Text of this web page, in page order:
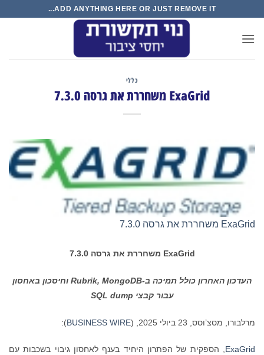
content
ADD ANYTHING HERE OR JUST REMOVE IT...
כללי
ExaGrid משחררת את גרסה 7.3.0
ExaGrid משחררת את גרסה 7.3.0
ExaGrid משחררת את גרסה 7.3.0
העדכון האחרון כולל תמיכה ב- Rubrik, MongoDB
וחיסכון באחסון
עבור קבצי SQL dump
מרלבורו, מסצ’וסס, 23 ביולי 2025, ( BUSINESS WIRE
):
ExaGrid, הספקית של הפתרון היחיד בענף לאחסון גיבוי בשכבות עם